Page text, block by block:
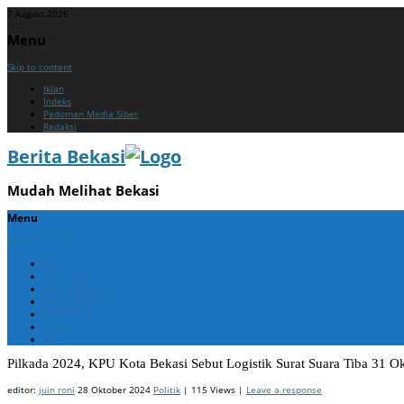
7 August 2026
Menu
Skip to content
Iklan
Indeks
Pedoman Media Siber
Redaksi
Berita Bekasi
Mudah Melihat Bekasi
Menu
Skip to content
Home
Berita Bekasi
Berita Cikarang
Berita Jabar
Nasional
Politik
ADV
Pilkada 2024, KPU Kota Bekasi Sebut Logistik Surat Suara Tiba 31
editor: juin roni 28 Oktober 2024 Politik | 115 Views | Leave a response